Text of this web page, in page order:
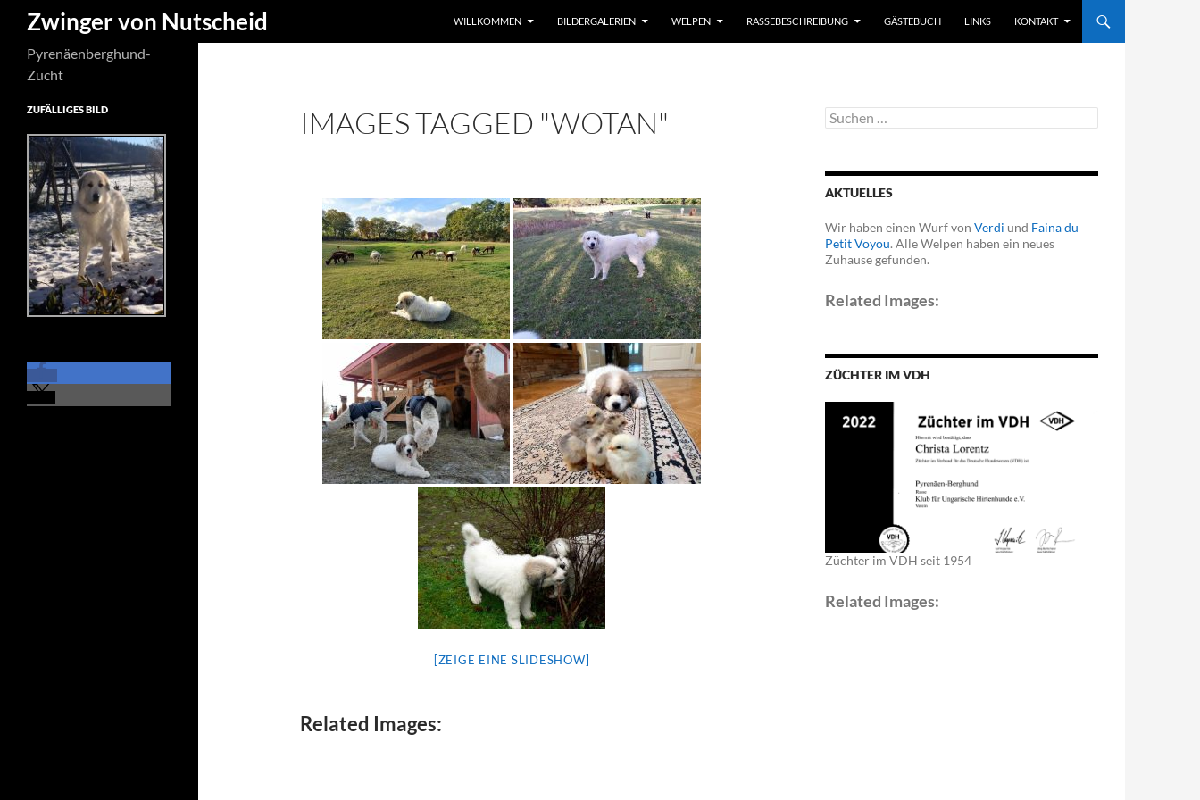
Inhalt
Zwinger von Nutscheid
Suchen
WILLKOMMEN BILDERGALERIEN WELPEN RASSEBESCHREIBUNG GÄSTEBUCH LINKS KONTAKT
IMAGES TAGGED "WOTAN"
[ZEIGE EINE SLIDESHOW]
Related Images:
Suchen
nach:
AKTUELLES
Wir haben einen Wurf von Verdi und Faina du
Petit Voyou. Alle Welpen haben ein neues
Zuhause gefunden.
Related Images:
ZÜCHTER IM VDH
Züchter im VDH seit 1954
Related Images:
Pyrenäenberghund-
Zucht
ZUFÄLLIGES BILD